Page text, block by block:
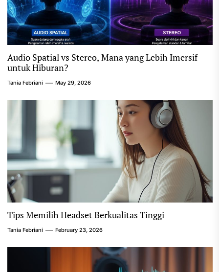
Audio Spatial vs Stereo, Mana yang Lebih Imersif
untuk Hiburan?
Tania Febriani May 29, 2026
Tips Memilih Headset Berkualitas Tinggi
Tania Febriani February 23, 2026